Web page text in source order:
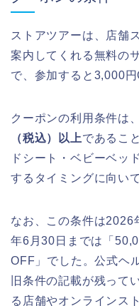
ストアツアーは、店舗
案内してくれる無料の
で、参加すると3,000
クーポンの利用条件は、
（税込）以上であるこ
ドシート・ベビーベッ
するタイミングに向い
なお、この条件は2026
年6月30日までは「
OFF」でした。公式ヘ
旧条件の記載が残って
る店舗やオンラインス